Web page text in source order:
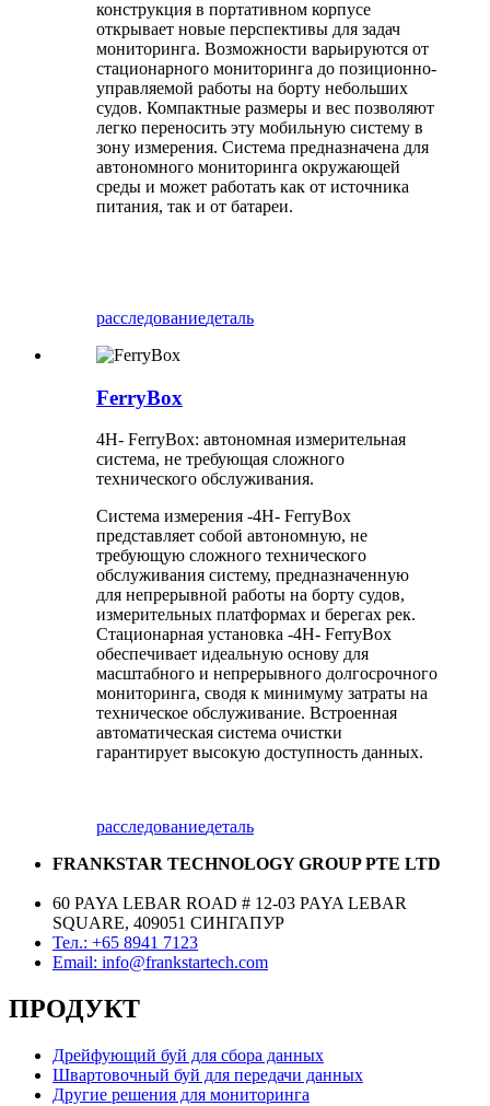
конструкция в портативном корпусе
открывает новые перспективы для задач
мониторинга. Возможности варьируются от
стационарного мониторинга до позиционно-
управляемой работы на борту небольших
судов. Компактные размеры и вес позволяют
легко переносить эту мобильную систему в
зону измерения. Система предназначена для
автономного мониторинга окружающей
среды и может работать как от источника
питания, так и от батареи.
расследованиедеталь
FerryBox
4H- FerryBox: автономная измерительная
система, не требующая сложного
технического обслуживания.
Система измерения -4H- FerryBox
представляет собой автономную, не
требующую сложного технического
обслуживания систему, предназначенную
для непрерывной работы на борту судов,
измерительных платформах и берегах рек.
Стационарная установка -4H- FerryBox
обеспечивает идеальную основу для
масштабного и непрерывного долгосрочного
мониторинга, сводя к минимуму затраты на
техническое обслуживание. Встроенная
автоматическая система очистки
гарантирует высокую доступность данных.
расследованиедеталь
FRANKSTAR TECHNOLOGY GROUP PTE LTD
60 PAYA LEBAR ROAD # 12-03 PAYA LEBAR
SQUARE, 409051 СИНГАПУР
Тел.: +65 8941 7123
Email: info@frankstartech.com
ПРОДУКТ
Дрейфующий буй для сбора данных
Швартовочный буй для передачи данных
Другие решения для мониторинга